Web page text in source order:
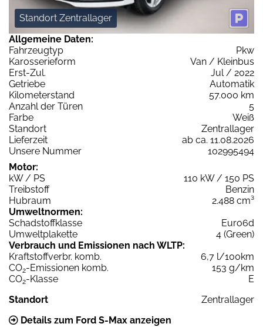
Standort Zentrallager
Allgemeine Daten:
Fahrzeugtyp
Pkw
Karosserieform
Van / Kleinbus
Erst-Zul.
Jul / 2022
Getriebe
Automatik
Kilometerstand
57.000 km
Anzahl der Türen
5
Farbe
Weiß
Standort
Zentrallager
Lieferzeit
ab ca. 11.08.2026
Unsere Nummer
102995494
Motor:
kW / PS
110 kW / 150 PS
Treibstoff
Benzin
Hubraum
2.488 cm³
Umweltnormen:
Schadstoffklasse
Euro6d
Umweltplakette
4 (Green)
Verbrauch und Emissionen nach WLTP:
Kraftstoffverbr. komb.
6,7 l/100km
CO2-Emissionen komb.
153 g/km
CO2-Klasse
E
Standort
Zentrallager
Details zum Ford S-Max anzeigen